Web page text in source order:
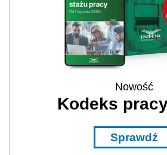
Nowość
Kodeks
Sprawdź